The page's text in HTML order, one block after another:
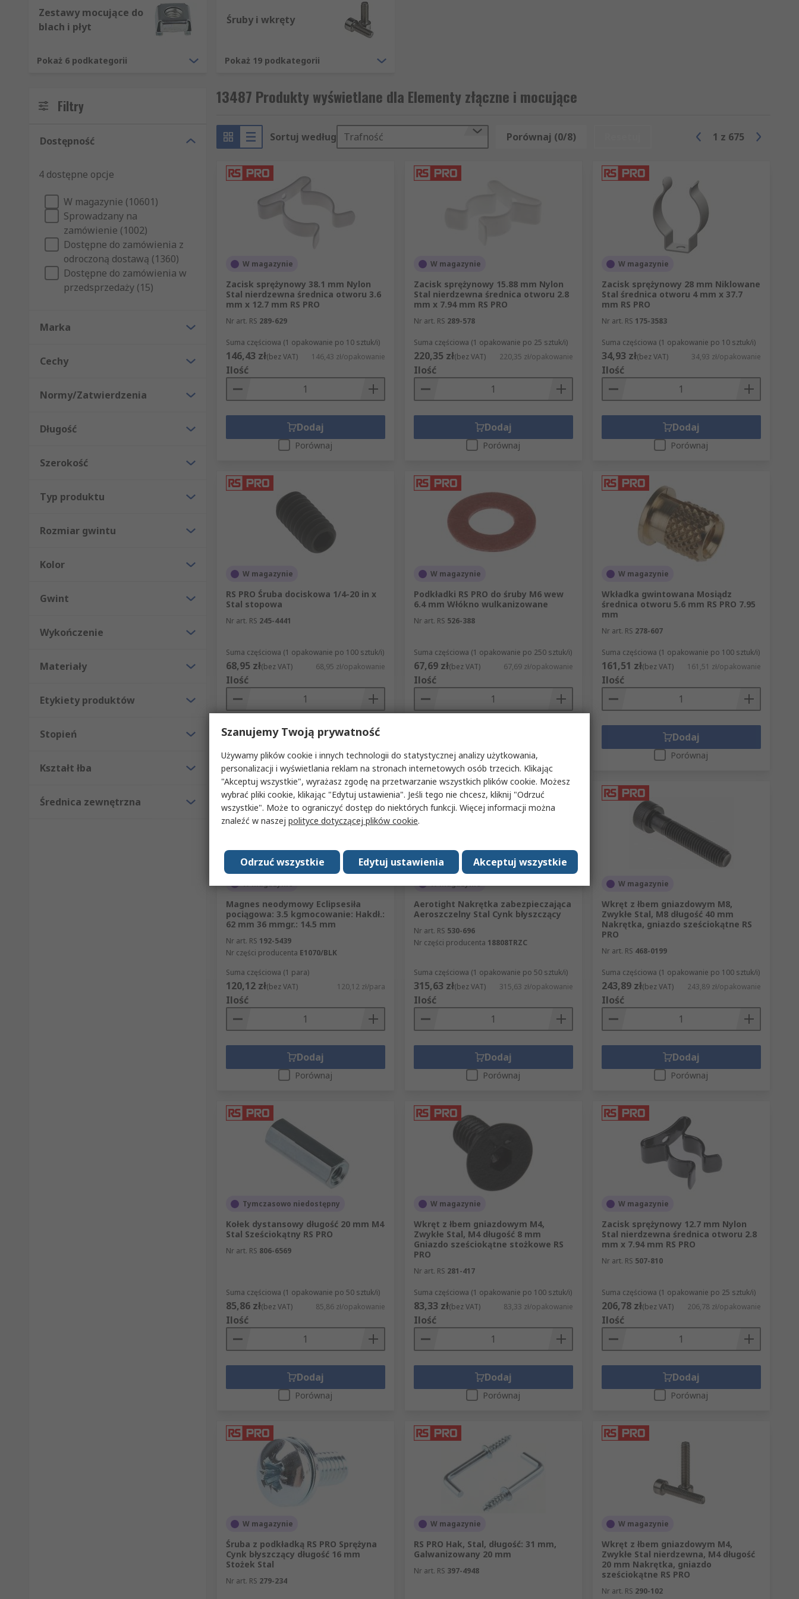
Zestawy mocujące do
blach i płyt
Pokaż 6 podkategorii
Śruby i wkręty
Pokaż 19 podkategorii
Filtry
Dostępność
4 dostępne opcje
W magazynie (10601)
Sprowadzany na
zamówienie (1002)
Dostępne do zamówienia z
odroczoną dostawą (1360)
Dostępne do zamówienia w
przedsprzedaży (15)
Marka
Cechy
Normy/Zatwierdzenia
Długość
Szerokość
Typ produktu
Rozmiar gwintu
Kolor
Gwint
Wykończenie
Materiały
Etykiety produktów
Stopień
Kształt łba
Średnica zewnętrzna
13487 Produkty wyświetlane dla Elementy złączne i mocujące
Sortuj według Trafność Porównaj (0/8) 1 z 675
W magazynie
Zacisk sprężynowy 38.1 mm Nylon
Stal nierdzewna średnica otworu 3.6
mm x 12.7 mm RS PRO
Nr art. RS 289-629
Suma częściowa (1 opakowanie po 10 sztuk/i)
146,43 zł(bez VAT) 146,43 zł/opakowanie
Ilość
Dodaj
Porównaj
W magazynie
Zacisk sprężynowy 15.88 mm Nylon
Stal nierdzewna średnica otworu 2.8
mm x 7.94 mm RS PRO
Nr art. RS 289-578
Suma częściowa (1 opakowanie po 25 sztuk/i)
220,35 zł(bez VAT) 220,35 zł/opakowanie
Ilość
Dodaj
Porównaj
W magazynie
Zacisk sprężynowy 28 mm Niklowane
Stal średnica otworu 4 mm x 37.7
mm RS PRO
Nr art. RS 175-3583
Suma częściowa (1 opakowanie po 10 sztuk/i)
34,93 zł(bez VAT) 34,93 zł/opakowanie
Ilość
Dodaj
Porównaj
W magazynie
RS PRO Śruba dociskowa 1/4-20 in x
Stal stopowa
Nr art. RS 245-4441
Suma częściowa (1 opakowanie po 100 sztuk/i)
68,95 zł(bez VAT) 68,95 zł/opakowanie
Ilość
Dodaj
Porównaj
W magazynie
Podkładki RS PRO do śruby M6 wew
6.4 mm Włókno wulkanizowane
Nr art. RS 526-388
Suma częściowa (1 opakowanie po 250 sztuk/i)
67,69 zł(bez VAT) 67,69 zł/opakowanie
Ilość
Porównaj
W magazynie
Wkładka gwintowana Mosiądz
średnica otworu 5.6 mm RS PRO 7.95
mm
Nr art. RS 278-607
Suma częściowa (1 opakowanie po 100 sztuk/i)
161,51 zł(bez VAT) 161,51 zł/opakowanie
Ilość
Dodaj
Porównaj
W magazynie
Magnes neodymowy Eclipsesiła
pociągowa: 3.5 kgmocowanie: Hakdł.:
62 mm 36 mmgr.: 14.5 mm
Nr art. RS 192-5439
Nr części producenta E1070/BLK
Suma częściowa (1 para)
120,12 zł(bez VAT) 120,12 zł/para
Ilość
Dodaj
Porównaj
W magazynie
Aerotight Nakrętka zabezpieczająca
Aeroszczelny Stal Cynk błyszczący
Nr art. RS 530-696
Nr części producenta 18808TRZC
Suma częściowa (1 opakowanie po 50 sztuk/i)
315,63 zł(bez VAT) 315,63 zł/opakowanie
Ilość
Dodaj
Porównaj
W magazynie
Wkręt z łbem gniazdowym M8,
Zwykłe Stal, M8 długość 40 mm
Nakrętka, gniazdo sześciokątne RS
PRO
Nr art. RS 468-0199
Suma częściowa (1 opakowanie po 100 sztuk/i)
243,89 zł(bez VAT) 243,89 zł/opakowanie
Ilość
Dodaj
Porównaj
Tymczasowo niedostępny
Kołek dystansowy długość 20 mm M4
Stal Sześciokątny RS PRO
Nr art. RS 806-6569
Suma częściowa (1 opakowanie po 50 sztuk/i)
85,86 zł(bez VAT) 85,86 zł/opakowanie
Ilość
Dodaj
Porównaj
W magazynie
Wkręt z łbem gniazdowym M4,
Zwykłe Stal, M4 długość 8 mm
Gniazdo sześciokątne stożkowe RS
PRO
Nr art. RS 281-417
Suma częściowa (1 opakowanie po 100 sztuk/i)
83,33 zł(bez VAT) 83,33 zł/opakowanie
Ilość
Dodaj
Porównaj
W magazynie
Zacisk sprężynowy 12.7 mm Nylon
Stal nierdzewna średnica otworu 2.8
mm x 7.94 mm RS PRO
Nr art. RS 507-810
Suma częściowa (1 opakowanie po 25 sztuk/i)
206,78 zł(bez VAT) 206,78 zł/opakowanie
Ilość
Dodaj
Porównaj
W magazynie
Śruba z podkładką RS PRO Sprężyna
Cynk błyszczący długość 16 mm
Stożek Stal
Nr art. RS 279-234
W magazynie
RS PRO Hak, Stal, długość: 31 mm,
Galwanizowany 20 mm
Nr art. RS 397-4948
W magazynie
Wkręt z łbem gniazdowym M4,
Zwykłe Stal nierdzewna, M4 długość
20 mm Nakrętka, gniazdo
sześciokątne RS PRO
Nr art. RS 290-102
Szanujemy Twoją prywatność
Używamy plików cookie i innych technologii do statystycznej analizy użytkowania,
personalizacji i wyświetlania reklam na stronach internetowych osób trzecich. Klikając
"Akceptuj wszystkie", wyrażasz zgodę na przetwarzanie wszystkich plików cookie. Możesz
wybrać pliki cookie, klikając "Edytuj ustawienia". Jeśli tego nie chcesz, kliknij "Odrzuć
wszystkie". Może to ograniczyć dostęp do niektórych funkcji. Więcej informacji można
znaleźć w naszej polityce dotyczącej plików cookie.
Akceptuj wszystkie
Edytuj ustawienia
Odrzuć wszystkie